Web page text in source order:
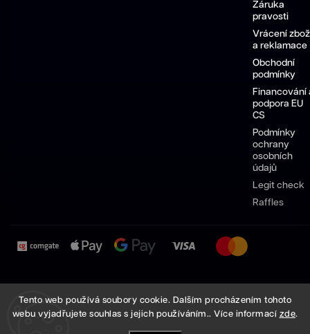
Tento web používá soubory cookie. Dalším procházením tohoto
webu vyjadřujete souhlas s jejich používáním.. Více informací zde.
Záruka
pravosti
Vrácení
a reklamace
Obchodní
podmínky
Financování
podpora EU
CS
Podmínky
ochrany
osobních
údajů
Legit check
Raffles
Pánské
boty
Nike
Dámské
boty
Nike
Sneakersy
Nike
Pánské
boty
Adidas
Dámské
boty
Adidas